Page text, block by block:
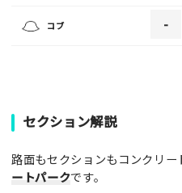
・画像の規定サイズは横幅
コブ -
セクション解説
路面もセクションもコンクリー
ートパークです。